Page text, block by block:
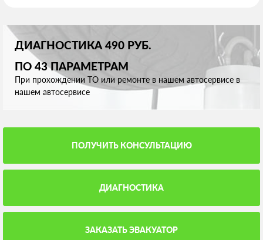
ДИАГНОСТИКА 490 РУБ.
ПО 43 ПАРАМЕТРАМ
При прохождении ТО или ремонте в нашем автосервисе в
нашем автосервисе
ПОЛУЧИТЬ КОНСУЛЬТАЦИЮ
ДИАГНОСТИКА
ЗАКАЗАТЬ ЭВАКУАТОР